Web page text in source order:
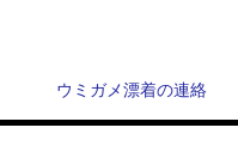
ウミガメ漂着の連絡